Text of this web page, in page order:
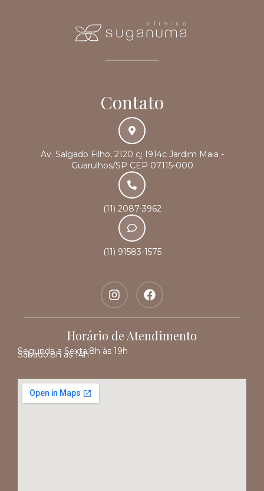
Contato
Av. Salgado Filho, 2120 cj 1914c Jardim Maia -
Guarulhos/SP CEP 07115-000
(11) 2087-3962
(11) 91583-1575
Horário de Atendimento
Segunda a Sexta:8h às 19h
Sábado:8h às 14h